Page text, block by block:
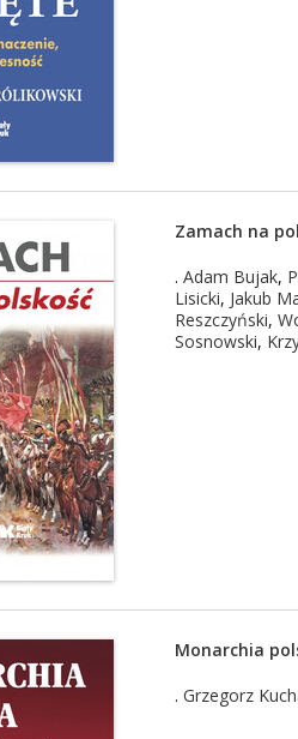
Zamach na
. Adam Bujak,
Lisicki, Jakub
Reszczyński,
Sosnowski,
Monarchia
. Grzegorz